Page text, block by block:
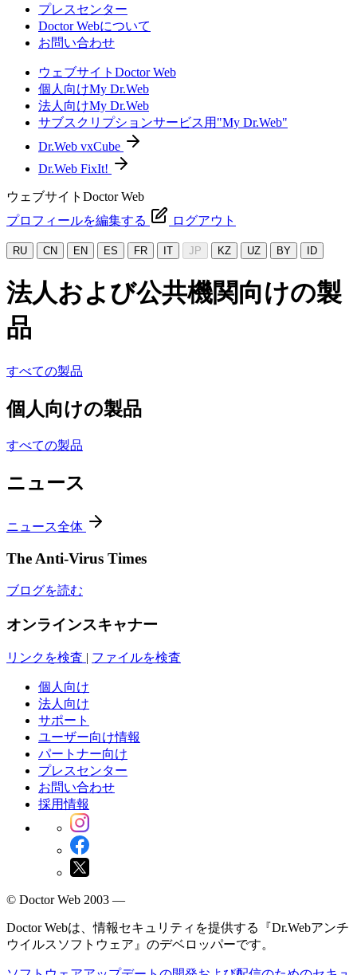
プレスセンター
Doctor Webについて
お問い合わせ
ウェブサイトDoctor Web
個人向けMy Dr.Web
法人向けMy Dr.Web
サブスクリプションサービス用"My Dr.Web"
Dr.Web vxCube
Dr.Web FixIt!
ウェブサイトDoctor Web
プロフィールを編集する
ログアウト
RU CN EN ES FR IT JP KZ UZ BY ID
法人および公共機関向けの製
品
すべての製品
個人向けの製品
すべての製品
ニュース
ニュース全体
The Anti-Virus Times
ブログを読む
オンラインスキャナー
リンクを検査 | ファイルを検査
個人向け
法人向け
サポート
ユーザー向け情報
パートナー向け
プレスセンター
お問い合わせ
採用情報
© Doctor Web 2003 —
Doctor Webは、情報セキュリティを提供する『Dr.Webアンチ
ウイルスソフトウェア』のデベロッパーです。